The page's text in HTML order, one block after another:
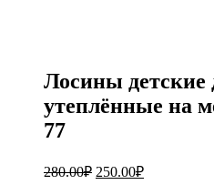
Лосины детские
утеплённые на
77
280.00₽ 250.00₽